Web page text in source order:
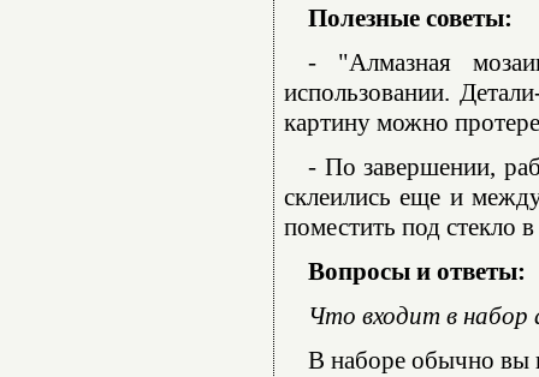
Полезные советы:
- "Алмазная
использовании.
картину можно
- По завершении,
склеились еще и
поместить под стекло
Вопросы и ответы:
Что входит в набор
В наборе обычно вы